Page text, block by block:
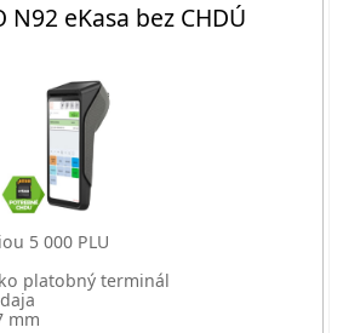
N92 eKasa bez CHDÚ
5 000 PLU
platobný terminál
mm